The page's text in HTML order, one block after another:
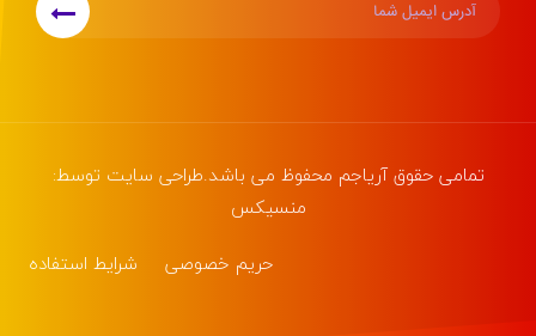
تمامی حقوقآریاجم محفوظ می باشد.طراحی سایت توسط:
منسیکس
حریم خصوصی
شرایط استفاده